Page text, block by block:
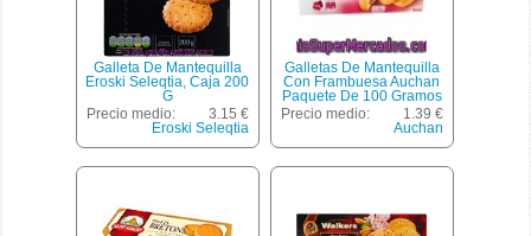
Galleta De Mantequilla
Eroski Seleqtia, Caja 200
G
Precio medio:
3.15 €
Eroski Seleqtia
Galletas De Mantequilla
Con Frambuesa Auchan
Paquete De 100 Gramos
Precio medio:
1.39 €
Auchan